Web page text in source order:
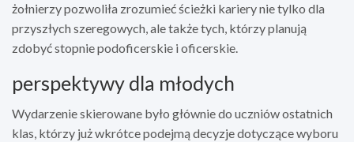
żołnierzy pozwoliła zrozumieć ścieżki kariery nie tylko dla
przyszłych szeregowych, ale także tych, którzy planują
zdobyć stopnie podoficerskie i oficerskie.
perspektywy dla młodych
Wydarzenie skierowane było głównie do uczniów ostatnich
klas, którzy już wkrótce podejmą decyzje dotyczące wyboru